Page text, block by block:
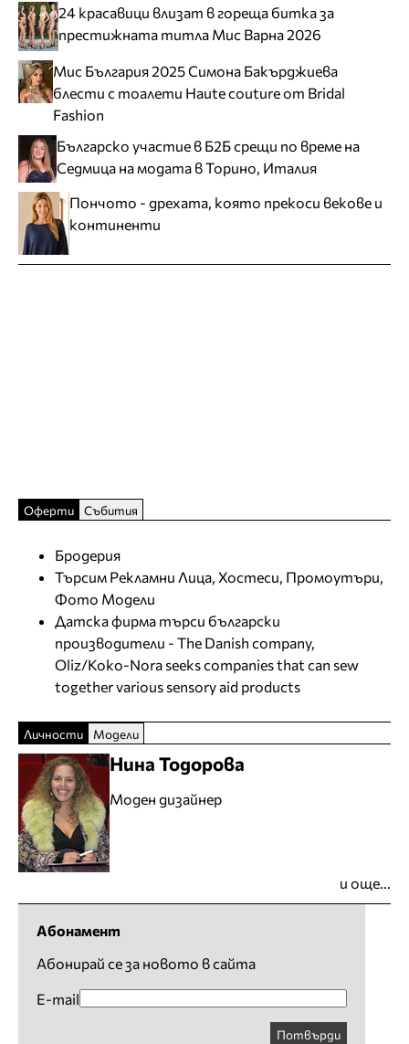
24 красавици влизат в гореща битка за
престижната титла Мис Варна 2026
Мис България 2025 Симона Бакърджиева
блести с тоалети Haute couture от Bridal
Fashion
Българско участие в Б2Б срещи по време на
Седмица на модата в Торино, Италия
Пончото - дрехата, която прекоси векове и
континенти
Оферти Събития
Бродерия
Търсим Рекламни Лица, Хостеси, Промоутъри,
Фото Модели
Датска фирма търси български
производители - The Danish company,
Oliz/Koko-Nora seeks companies that can sew
together various sensory aid products
Личности Модели
Нина Тодорова
Моден дизайнер
и още...
Абонамент
Абонирай се за новото в сайта
E-mail
Потвърди